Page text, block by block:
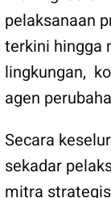
pelaksanaan
terkini hingga
lingkungan,
agen
Secara
sekadar
mitra